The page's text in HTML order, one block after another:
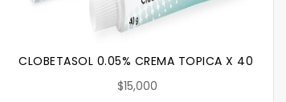
CLOBETASOL 0.05% CREMA TOPICA X 40 G
$15,000